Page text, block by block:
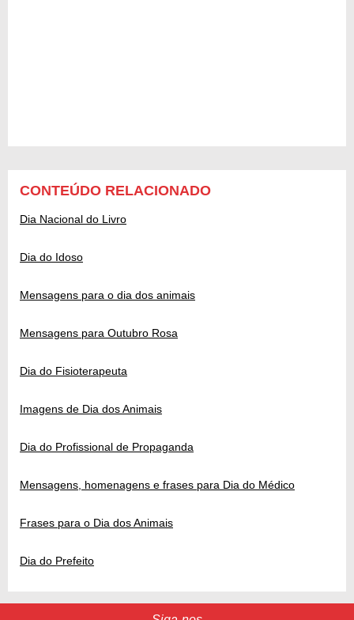
CONTEÚDO RELACIONADO
Dia Nacional do Livro
Dia do Idoso
Mensagens para o dia dos animais
Mensagens para Outubro Rosa
Dia do Fisioterapeuta
Imagens de Dia dos Animais
Dia do Profissional de Propaganda
Mensagens, homenagens e frases para Dia do Médico
Frases para o Dia dos Animais
Dia do Prefeito